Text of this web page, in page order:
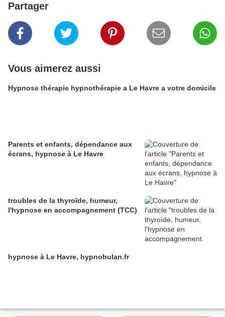
Partager
Vous aimerez aussi
Hypnose thérapie hypnothérapie a Le Havre a votre domicile
Parents et enfants, dépendance aux
écrans, hypnose à Le Havre
troubles de la thyroïde, humeur,
l'hypnose en accompagnement (TCC)
hypnose à Le Havre, hypnobulan.fr